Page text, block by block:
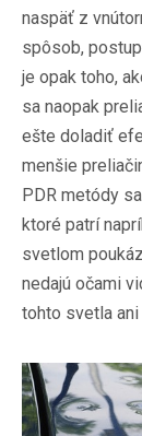
naspäť z
spôsob,
je opak toho,
sa naopak
ešte doladiť
menšie
PDR metódy
ktoré patrí
svetlom
nedajú očami
tohto svetla